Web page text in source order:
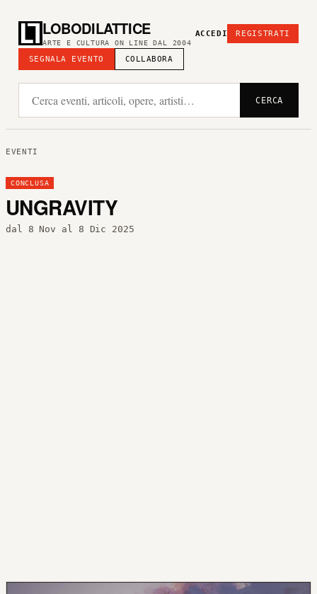
LOBODILATTICE
ARTE E CULTURA ON LINE DAL 2004
SEGNALA EVENTO COLLABORA
ACCEDI REGISTRATI
CERCA
EVENTI
CONCLUSA
UNGRAVITY
dal 8 Nov al 8 Dic 2025